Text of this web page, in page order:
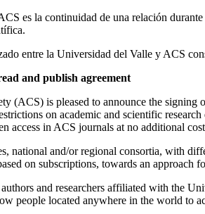
es la continuidad de una relación
entre la Universidad del Valle y ACS
and publish agreement
(ACS) is pleased to announce the
on academic and scientific
access in ACS journals at no additional
national and/or regional consortia, with
on subscriptions, towards an approach
and researchers affiliated with the
people located anywhere in the world to